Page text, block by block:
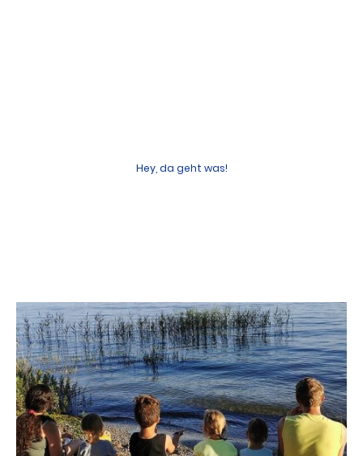
Hey, da geht was!